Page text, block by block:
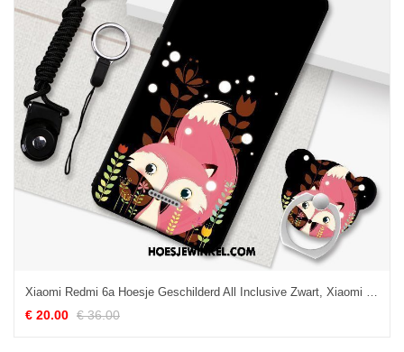
Xiaomi Redmi 6a Hoesje Geschilderd All Inclusive Zwart, Xiaomi Redmi 6a Hoesje Mobiele Telefoon Rood Beige
€ 20.00 € 36.00